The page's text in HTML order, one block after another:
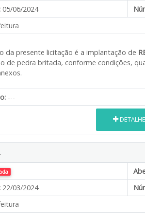
05/06/2024
da presente licitação é a implantação de
de pedra britada, conforme condições,
---
22/03/2024